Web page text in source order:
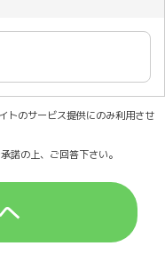
トのサービス提供にのみ利用させ
諾の上、ご回答下さい。